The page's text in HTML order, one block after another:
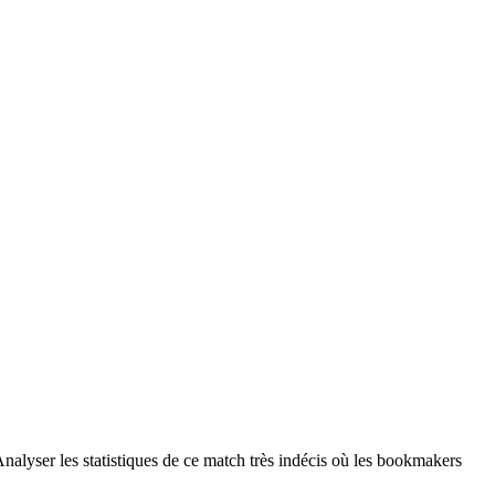
les statistiques de ce match très indécis où les bookmakers